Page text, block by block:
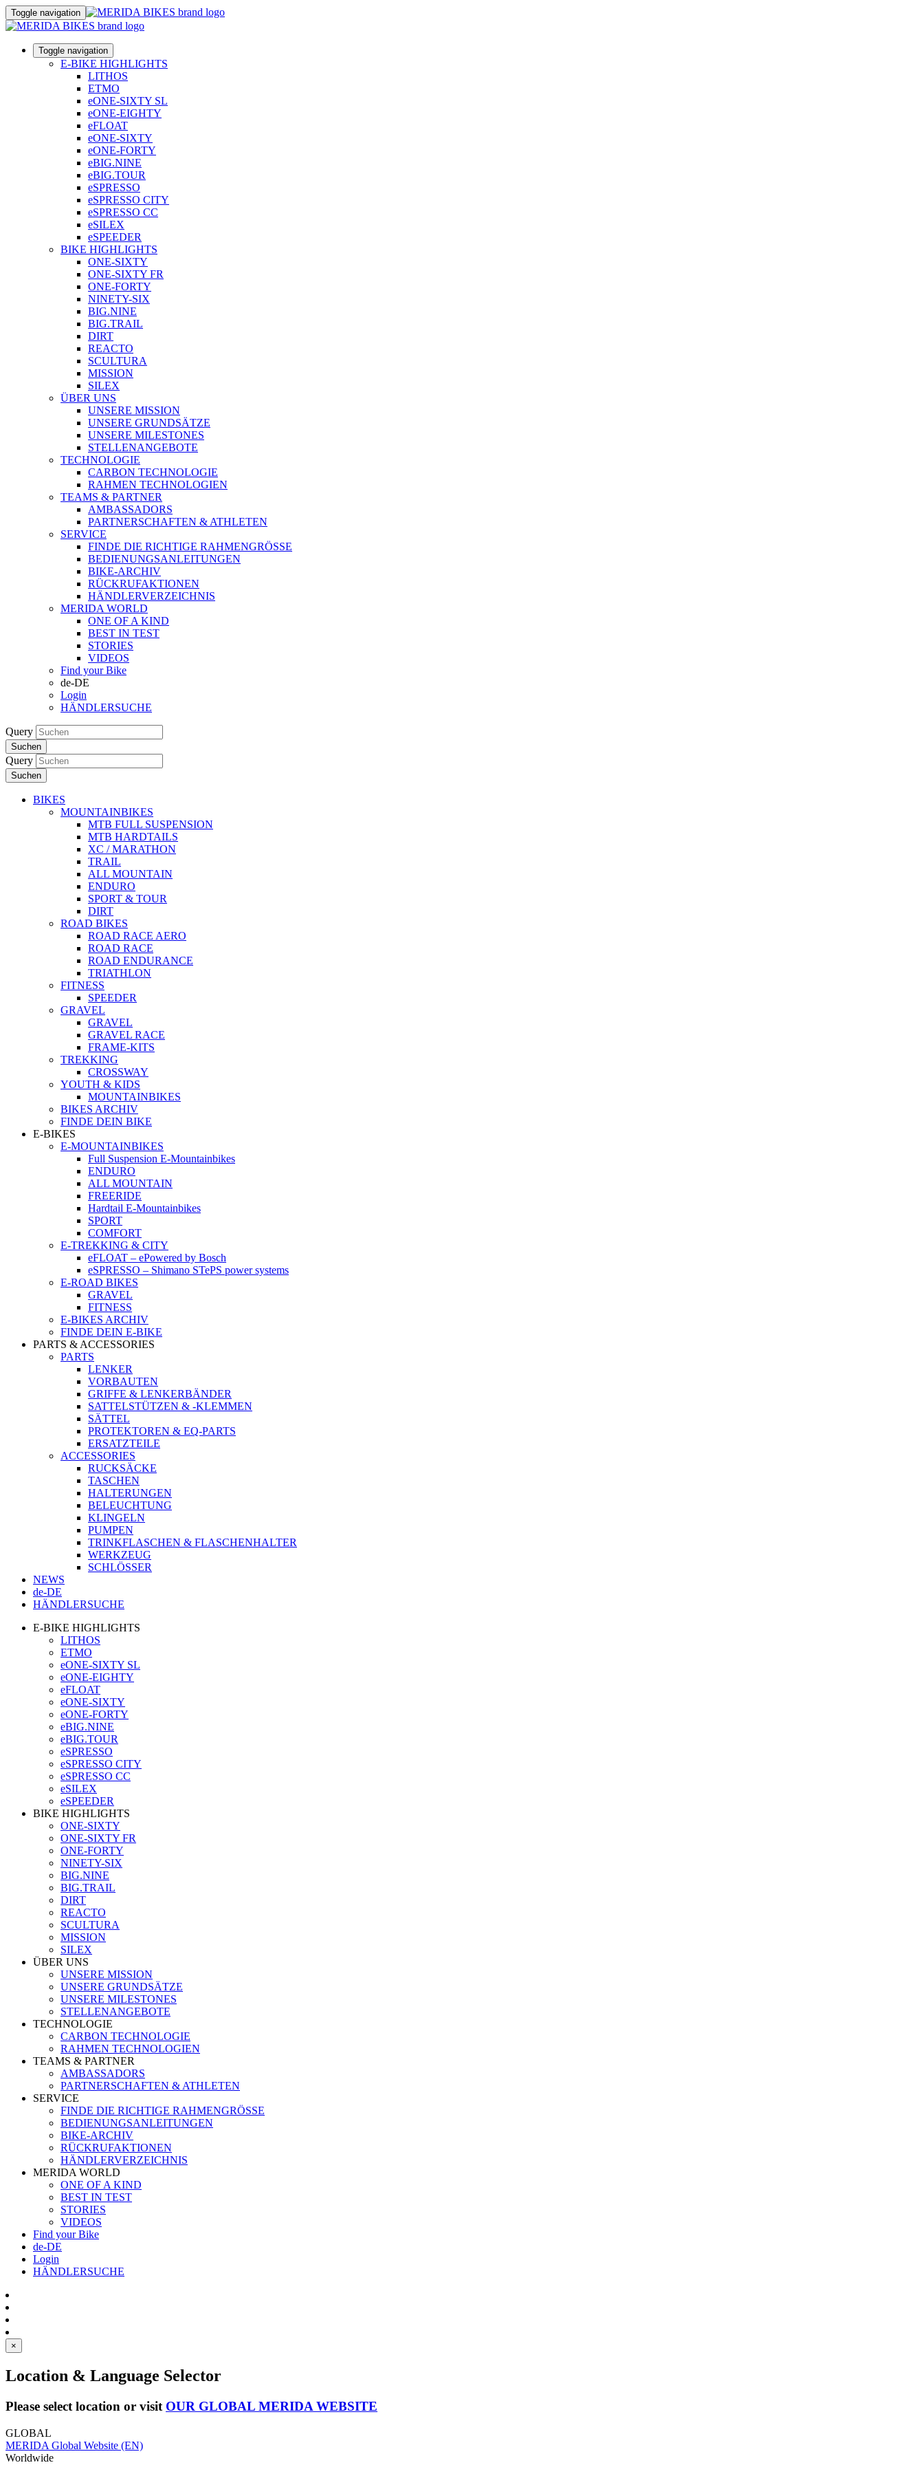
Toggle navigation
Toggle navigation
E-BIKE HIGHLIGHTS
LITHOS
ETMO
eONE-SIXTY SL
eONE-EIGHTY
eFLOAT
eONE-SIXTY
eONE-FORTY
eBIG.NINE
eBIG.TOUR
eSPRESSO
eSPRESSO CITY
eSPRESSO CC
eSILEX
eSPEEDER
BIKE HIGHLIGHTS
ONE-SIXTY
ONE-SIXTY FR
ONE-FORTY
NINETY-SIX
BIG.NINE
BIG.TRAIL
DIRT
REACTO
SCULTURA
MISSION
SILEX
ÜBER UNS
UNSERE MISSION
UNSERE GRUNDSÄTZE
UNSERE MILESTONES
STELLENANGEBOTE
TECHNOLOGIE
CARBON TECHNOLOGIE
RAHMEN TECHNOLOGIEN
TEAMS & PARTNER
AMBASSADORS
PARTNERSCHAFTEN & ATHLETEN
SERVICE
FINDE DIE RICHTIGE RAHMENGRÖSSE
BEDIENUNGSANLEITUNGEN
BIKE-ARCHIV
RÜCKRUFAKTIONEN
HÄNDLERVERZEICHNIS
MERIDA WORLD
ONE OF A KIND
BEST IN TEST
STORIES
VIDEOS
Find your Bike
de-DE
Login
HÄNDLERSUCHE
Query
Suchen
Query
Suchen
BIKES
MOUNTAINBIKES
MTB FULL SUSPENSION
MTB HARDTAILS
XC / MARATHON
TRAIL
ALL MOUNTAIN
ENDURO
SPORT & TOUR
DIRT
ROAD BIKES
ROAD RACE AERO
ROAD RACE
ROAD ENDURANCE
TRIATHLON
FITNESS
SPEEDER
GRAVEL
GRAVEL
GRAVEL RACE
FRAME-KITS
TREKKING
CROSSWAY
YOUTH & KIDS
MOUNTAINBIKES
BIKES ARCHIV
FINDE DEIN BIKE
E-BIKES
E-MOUNTAINBIKES
Full Suspension E-Mountainbikes
ENDURO
ALL MOUNTAIN
FREERIDE
Hardtail E-Mountainbikes
SPORT
COMFORT
E-TREKKING & CITY
eFLOAT – ePowered by Bosch
eSPRESSO – Shimano STePS power systems
E-ROAD BIKES
GRAVEL
FITNESS
E-BIKES ARCHIV
FINDE DEIN E-BIKE
PARTS & ACCESSORIES
PARTS
LENKER
VORBAUTEN
GRIFFE & LENKERBÄNDER
SATTELSTÜTZEN & -KLEMMEN
SÄTTEL
PROTEKTOREN & EQ-PARTS
ERSATZTEILE
ACCESSORIES
RUCKSÄCKE
TASCHEN
HALTERUNGEN
BELEUCHTUNG
KLINGELN
PUMPEN
TRINKFLASCHEN & FLASCHENHALTER
WERKZEUG
SCHLÖSSER
NEWS
de-DE
HÄNDLERSUCHE
E-BIKE HIGHLIGHTS
LITHOS
ETMO
eONE-SIXTY SL
eONE-EIGHTY
eFLOAT
eONE-SIXTY
eONE-FORTY
eBIG.NINE
eBIG.TOUR
eSPRESSO
eSPRESSO CITY
eSPRESSO CC
eSILEX
eSPEEDER
BIKE HIGHLIGHTS
ONE-SIXTY
ONE-SIXTY FR
ONE-FORTY
NINETY-SIX
BIG.NINE
BIG.TRAIL
DIRT
REACTO
SCULTURA
MISSION
SILEX
ÜBER UNS
UNSERE MISSION
UNSERE GRUNDSÄTZE
UNSERE MILESTONES
STELLENANGEBOTE
TECHNOLOGIE
CARBON TECHNOLOGIE
RAHMEN TECHNOLOGIEN
TEAMS & PARTNER
AMBASSADORS
PARTNERSCHAFTEN & ATHLETEN
SERVICE
FINDE DIE RICHTIGE RAHMENGRÖSSE
BEDIENUNGSANLEITUNGEN
BIKE-ARCHIV
RÜCKRUFAKTIONEN
HÄNDLERVERZEICHNIS
MERIDA WORLD
ONE OF A KIND
BEST IN TEST
STORIES
VIDEOS
Find your Bike
de-DE
Login
HÄNDLERSUCHE
×
Location & Language Selector
Please select location or visit OUR GLOBAL MERIDA WEBSITE
GLOBAL
MERIDA Global Website (EN)
Worldwide